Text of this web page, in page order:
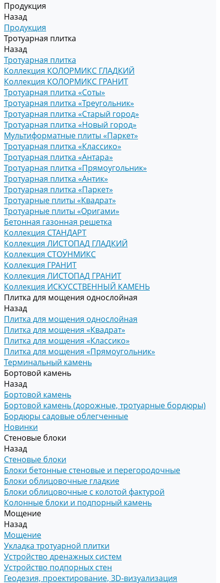
Продукция
Назад
Продукция
Тротуарная плитка
Назад
Тротуарная плитка
Коллекция КОЛОРМИКС ГЛАДКИЙ
Коллекция КОЛОРМИКС ГРАНИТ
Тротуарная плитка «Соты»
Тротуарная плитка «Треугольник»
Тротуарная плитка «Старый город»
Тротуарная плитка «Новый город»
Мультиформатные плиты «Паркет»
Тротуарная плитка «Классико»
Тротуарная плитка «Антара»
Тротуарная плитка «Прямоугольник»
Тротуарная плитка «Антик»
Тротуарная плитка «Паркет»
Тротуарные плиты «Квадрат»
Тротуарные плиты «Оригами»
Бетонная газонная решетка
Коллекция СТАНДАРТ
Коллекция ЛИСТОПАД ГЛАДКИЙ
Коллекция СТОУНМИКС
Коллекция ГРАНИТ
Коллекция ЛИСТОПАД ГРАНИТ
Коллекция ИСКУССТВЕННЫЙ КАМЕНЬ
Плитка для мощения однослойная
Назад
Плитка для мощения однослойная
Плитка для мощения «Квадрат»
Плитка для мощения «Классико»
Плитка для мощения «Прямоугольник»
Терминальный камень
Бортовой камень
Назад
Бортовой камень
Бортовой камень (дорожные, тротуарные бордюры)
Бордюры садовые облегченные
Новинки
Стеновые блоки
Назад
Стеновые блоки
Блоки бетонные стеновые и перегородочные
Блоки облицовочные гладкие
Блоки облицовочные с колотой фактурой
Колонные блоки и подпорный камень
Мощение
Назад
Мощение
Укладка тротуарной плитки
Устройство дренажных систем
Устройство подпорных стен
Геодезия, проектирование, 3D-визуализация